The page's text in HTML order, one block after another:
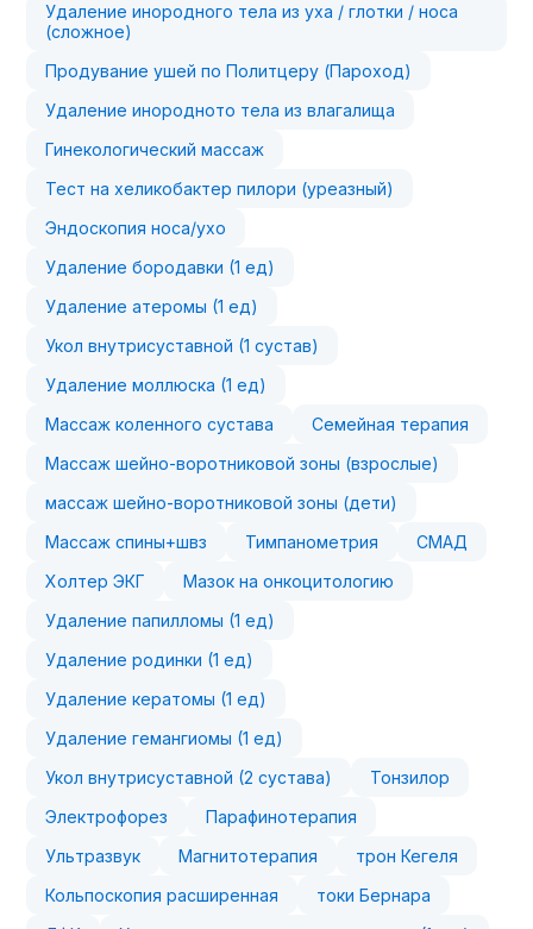
Удаление инородного тела из уха / глотки / носа
(сложное)
Продувание ушей по Политцеру (Пароход)
Удаление инородното тела из влагалища
Гинекологический массаж
Тест на хеликобактер пилори (уреазный)
Эндоскопия носа/ухо
Удаление бородавки (1 ед)
Удаление атеромы (1 ед)
Укол внутрисуставной (1 сустав)
Удаление моллюска (1 ед)
Массаж коленного сустава
Семейная терапия
Массаж шейно-воротниковой зоны (взрослые)
массаж шейно-воротниковой зоны (дети)
Массаж спины+швз
Тимпанометрия
СМАД
Холтер ЭКГ
Мазок на онкоцитологию
Удаление папилломы (1 ед)
Удаление родинки (1 ед)
Удаление кератомы (1 ед)
Удаление гемангиомы (1 ед)
Укол внутрисуставной (2 сустава)
Тонзилор
Электрофорез
Парафинотерапия
Ультразвук
Магнитотерапия
трон Кегеля
Кольпоскопия расширенная
токи Бернара